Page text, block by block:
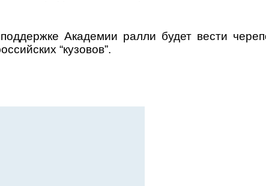
Академии ралли будет вести
“кузовов”.